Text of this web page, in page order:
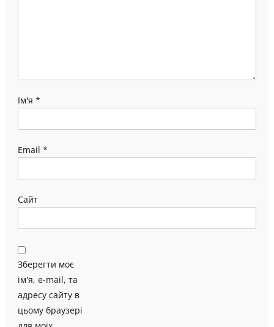
Ім'я *
Email *
Сайт
Зберегти моє
ім'я, e-mail, та
адресу сайту в
цьому браузері